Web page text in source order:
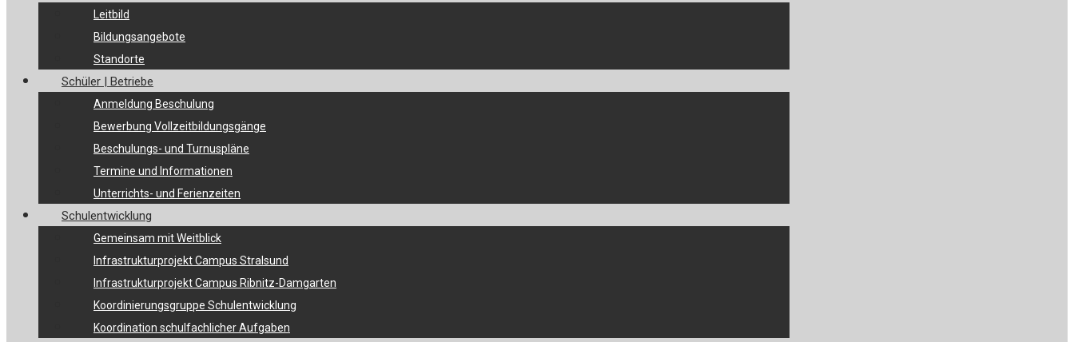
Leitbild
Bildungsangebote
Standorte
Schüler | Betriebe
Anmeldung Beschulung
Bewerbung Vollzeitbildungsgänge
Beschulungs- und Turnuspläne
Termine und Informationen
Unterrichts- und Ferienzeiten
Schulentwicklung
Gemeinsam mit Weitblick
Infrastrukturprojekt Campus Stralsund
Infrastrukturprojekt Campus Ribnitz-Damgarten
Koordinierungsgruppe Schulentwicklung
Koordination schulfachlicher Aufgaben